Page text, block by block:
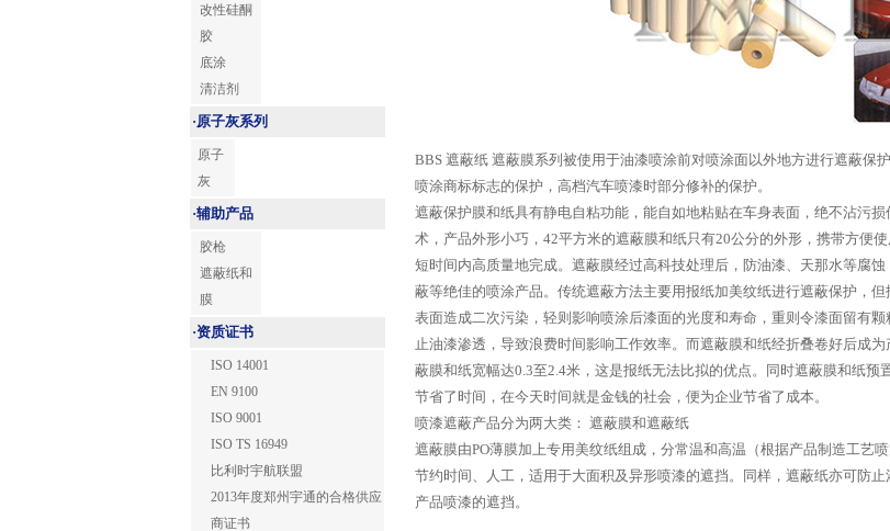
改性硅酮
胶
底涂
清洁剂
·原子灰系列
原子
灰
·辅助产品
胶枪
遮蔽纸和
膜
·资质证书
ISO 14001
EN 9100
ISO 9001
ISO TS 16949
比利时宇航联盟
2013年度郑州宇通的合格供应
商证书
BBS 遮蔽纸 遮蔽膜系列被使用于油漆喷涂前对喷涂面以外地方进行遮蔽保
喷涂商标标志的保护，高档汽车喷漆时部分修补的保护。
遮蔽保护膜和纸具有静电自粘功能，能自如地粘贴在车身表面，绝不沾污
术，产品外形小巧，42平方米的遮蔽膜和纸只有20公分的外形，携带方便
短时间内高质量地完成。遮蔽膜经过高科技处理后，防油漆、天那水等腐
蔽等绝佳的喷涂产品。传统遮蔽方法主要用报纸加美纹纸进行遮蔽保护，
表面造成二次污染，轻则影响喷涂后漆面的光度和寿命，重则令漆面留有
止油漆渗透，导致浪费时间影响工作效率。而遮蔽膜和纸经折叠卷好后成
蔽膜和纸宽幅达0.3至2.4米，这是报纸无法比拟的优点。同时遮蔽膜和纸预
节省了时间，在今天时间就是金钱的社会，便为企业节省了成本。
喷漆遮蔽产品分为两大类： 遮蔽膜和遮蔽纸
遮蔽膜由PO薄膜加上专用美纹纸组成，分常温和高温（根据产品制造工艺
节约时间、人工，适用于大面积及异形喷漆的遮挡。同样，遮蔽纸亦可防
产品喷漆的遮挡。